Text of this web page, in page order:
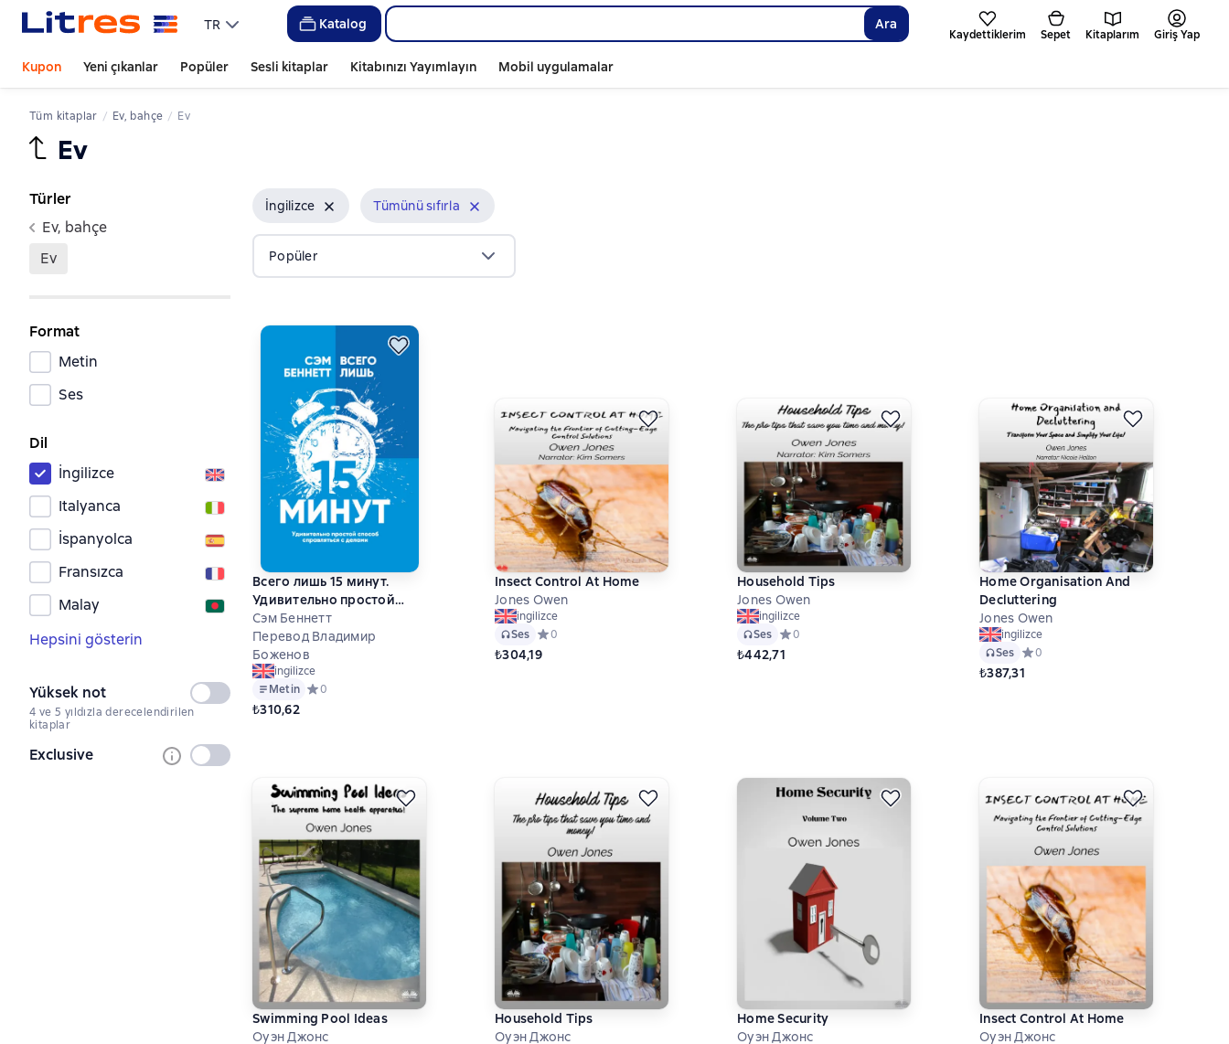
TR Katalog Ara
Kaydettiklerim Sepet Kitaplarım Giriş Yap
Kupon Yeni çıkanlar Popüler Sesli kitaplar Kitabınızı Yayımlayın Mobil uygulamalar
Tüm kitaplar ev, bahçe ev
ev
Türler
ev, bahçe
ev
Format
Metin
Ses
Dil
İngilizce
Italyanca
İspanyolca
Fransızca
Malay
Hepsini gösterin
Yüksek not Seçilmedi
4 ve 5 yıldızla derecelendirilen
kitaplar
Exclusive Seçilmedi
İngilizce Tümünü sıfırla
Popüler
Всего лишь 15 минут.
Удивительно простой
способ справляться с
делами
Сэм Беннетт
Перевод Владимир
Боженов
ingilizce
Metin Средний рейтинг 0 на основе 0 оценок
0
₺310,62
Insect Control At Home
Jones Owen
ingilizce
Ses Средний рейтинг 0 на основе 0 оценок
0
₺304,19
Household Tips
Jones Owen
ingilizce
Ses Средний рейтинг 0 на основе 0 оценок
0
₺442,71
Home Organisation And
Decluttering
Jones Owen
ingilizce
Ses Средний рейтинг 0 на основе 0
0
₺387,31
Swimming Pool Ideas
Оуэн Джонс
Household Tips
Оуэн Джонс
Home Security
Оуэн Джонс
Insect Control At Home
Оуэн Джонс